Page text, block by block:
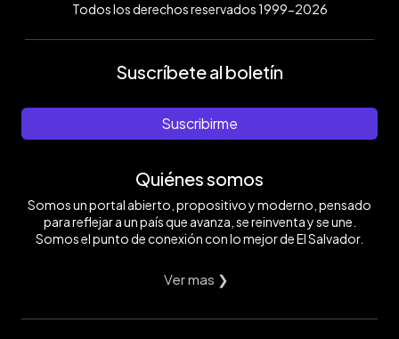
Todos los derechos reservados 1999-2026
Suscríbete al boletín
Suscribirme
Quiénes somos
Somos un portal abierto, propositivo y moderno, pensado
para reflejar a un país que avanza, se reinventa y se une.
Somos el punto de conexión con lo mejor de El Salvador.
Ver mas ❯